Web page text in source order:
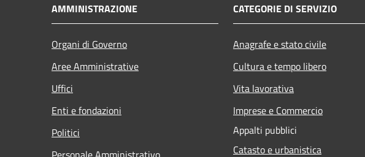
AMMINISTRAZIONE
Organi di Governo
Aree Amministrative
Uffici
Enti e fondazioni
Politici
CATEGORIE DI SERVIZIO
Anagrafe e stato civile
Cultura e tempo libero
Vita lavorativa
Imprese e Commercio
Appalti pubblici
Catasto e urbanistica